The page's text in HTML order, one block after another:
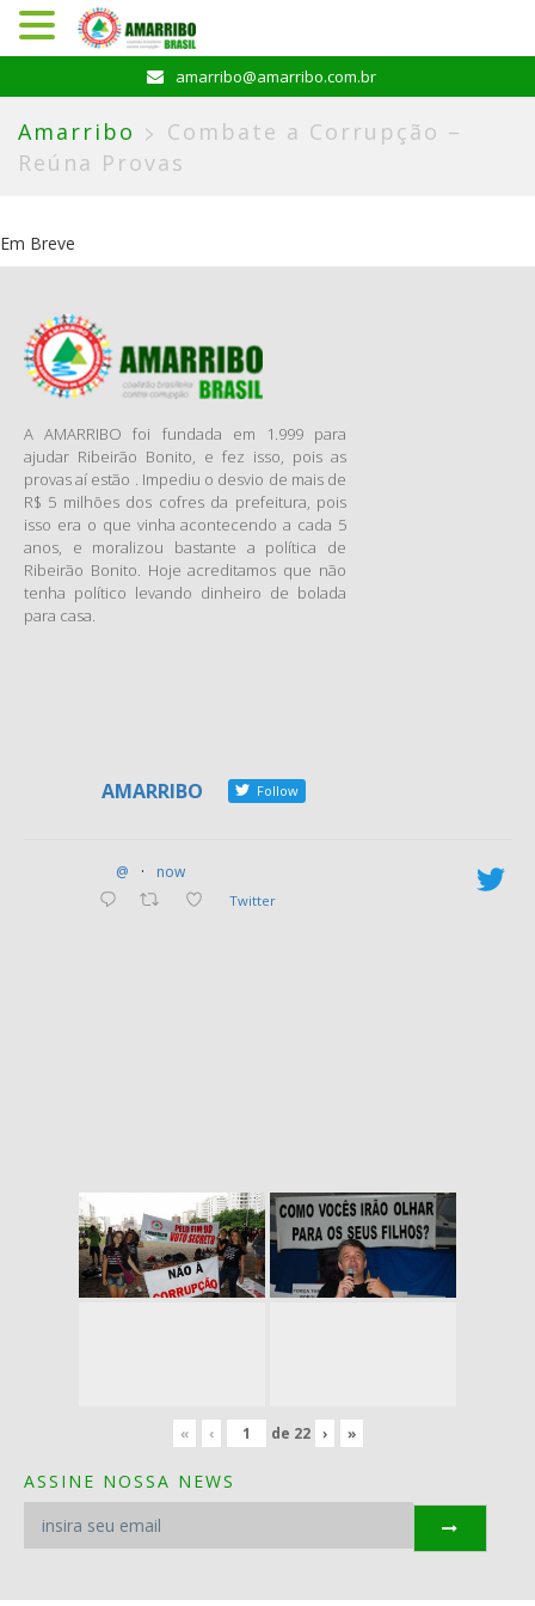
para
o
conteúdo
amarribo@amarribo.com.br
Amarribo > Combate a Corrupção –
Reúna Provas
Em Breve
A AMARRIBO foi fundada em 1.999 para
ajudar Ribeirão Bonito, e fez isso, pois as
provas aí estão . Impediu o desvio de mais de
R$ 5 milhões dos cofres da prefeitura, pois
isso era o que vinha acontecendo a cada 5
anos, e moralizou bastante a política de
Ribeirão Bonito. Hoje acreditamos que não
tenha político levando dinheiro de bolada
para casa.
AMARRIBO Follow
@ · now
Twitter
« ‹ de 22 › »
ASSINE NOSSA NEWS